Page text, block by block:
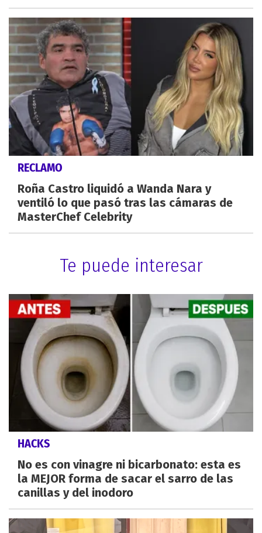
RECLAMO
Roña Castro liquidó a Wanda Nara y
ventiló lo que pasó tras las cámaras de
MasterChef Celebrity
Te puede interesar
HACKS
No es con vinagre ni bicarbonato: esta es
la MEJOR forma de sacar el sarro de las
canillas y del inodoro